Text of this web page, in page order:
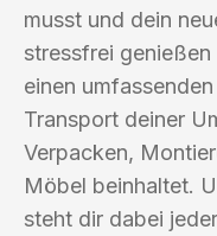
musst und dein
stressfrei
einen
Transport deiner
Verpacken,
Möbel beinhaltet.
steht dir dabei